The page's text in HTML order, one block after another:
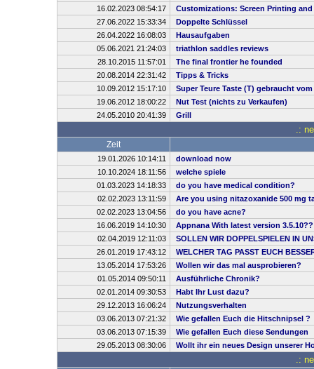
16.02.2023 08:54:17
Customizations: Screen Printing and
27.06.2022 15:33:34
Doppelte Schlüssel
26.04.2022 16:08:03
Hausaufgaben
05.06.2021 21:24:03
triathlon saddles reviews
28.10.2015 11:57:01
The final frontier he founded
20.08.2014 22:31:42
Tipps & Tricks
10.09.2012 15:17:10
Super Teure Taste (T) gebraucht
19.06.2012 18:00:22
Nut Test (nichts zu Verkaufen)
24.05.2010 20:41:39
Grill
.:
Zeit
19.01.2026 10:14:11
download now
10.10.2024 18:11:56
welche spiele
01.03.2023 14:18:33
do you have medical condition?
02.02.2023 13:11:59
Are you using nitazoxanide 500 mg
02.02.2023 13:04:56
do you have acne?
16.06.2019 14:10:30
Appnana With latest version 3.5.10??
02.04.2019 12:11:03
SOLLEN WIR DOPPELSPIELEN IN
26.01.2019 17:43:12
WELCHER TAG PASST EUCH
13.05.2014 17:53:26
Wollen wir das mal ausprobieren?
01.05.2014 09:50:11
Ausführliche Chronik?
02.01.2014 09:30:53
Habt Ihr Lust dazu?
29.12.2013 16:06:24
Nutzungsverhalten
03.06.2013 07:21:32
Wie gefallen Euch die Hitschnipsel ?
03.06.2013 07:15:39
Wie gefallen Euch diese Sendungen
29.05.2013 08:30:06
Wollt ihr ein neues Design unserer
.: